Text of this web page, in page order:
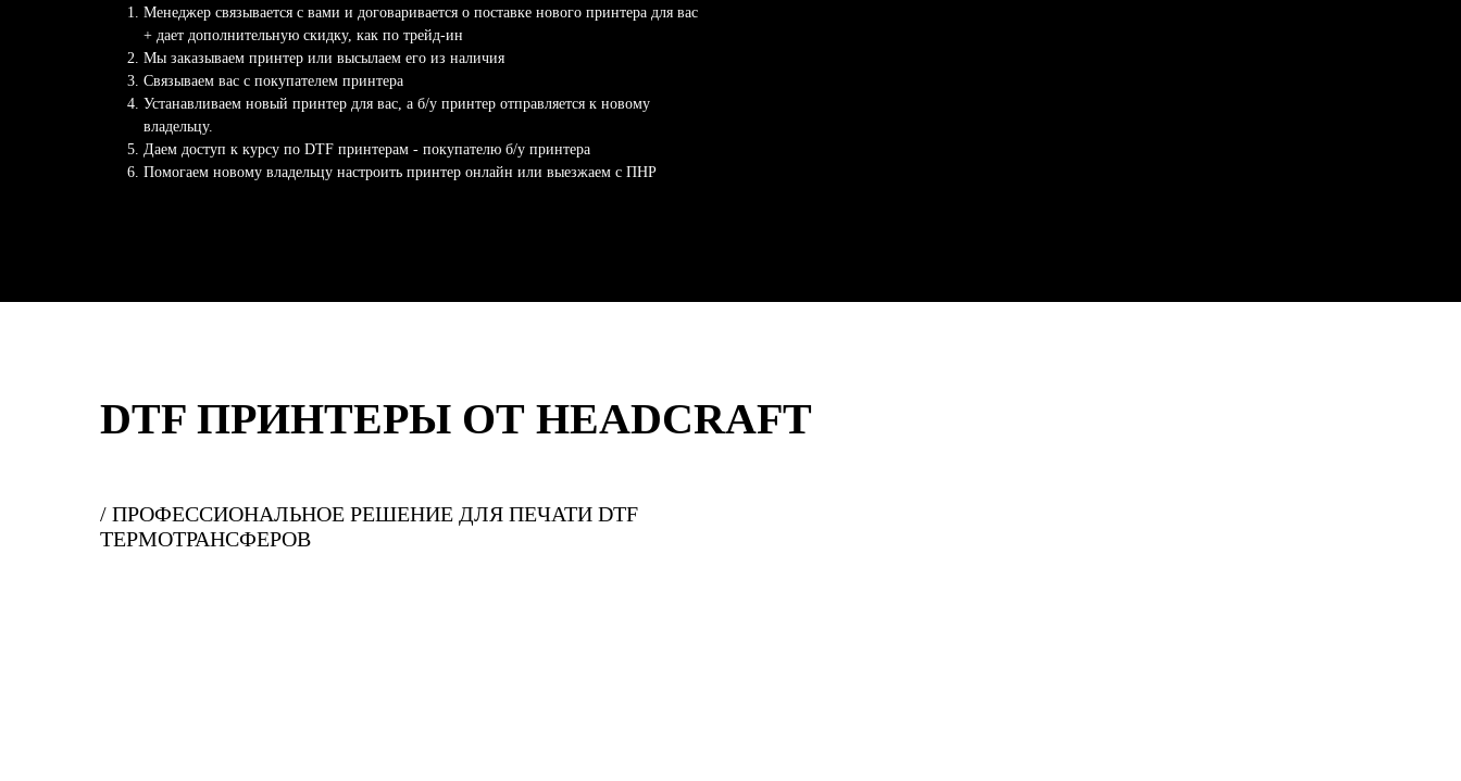
Менеджер связывается с вами и договаривается о поставке нового принтера для вас
+ дает дополнительную скидку, как по трейд-ин
Мы заказываем принтер или высылаем его из наличия
Связываем вас с покупателем принтера
Устанавливаем новый принтер для вас, а б/у принтер отправляется к новому
владельцу.
Даем доступ к курсу по DTF принтерам - покупателю б/у принтера
Помогаем новому владельцу настроить принтер онлайн или выезжаем с ПНР
DTF ПРИНТЕРЫ ОТ HEADCRAFT
/ ПРОФЕССИОНАЛЬНОЕ РЕШЕНИЕ ДЛЯ ПЕЧАТИ DTF
ТЕРМОТРАНСФЕРОВ